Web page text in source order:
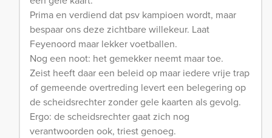
Prima en verdiend dat psv kampioen wordt, maar
bespaar ons deze zichtbare willekeur. Laat
Feyenoord maar lekker voetballen.
Nog een noot: het gemekker neemt maar toe.
Zeist heeft daar een beleid op maar iedere vrije trap
of gemeende overtreding levert een belegering op
de scheidsrechter zonder gele kaarten als gevolg.
Ergo: de scheidsrechter gaat zich nog
verantwoorden ook, triest genoeg.